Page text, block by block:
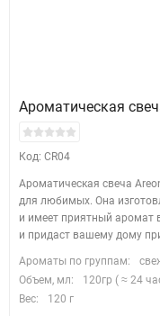
Ароматическая
Код: CR04
Ароматическая свеча
для любимых. Она
и имеет приятный аромат
и придаст вашему дому
Ароматы по группам:
Объем, мл:
120гр ( ≈ 24
Вес:
120 г